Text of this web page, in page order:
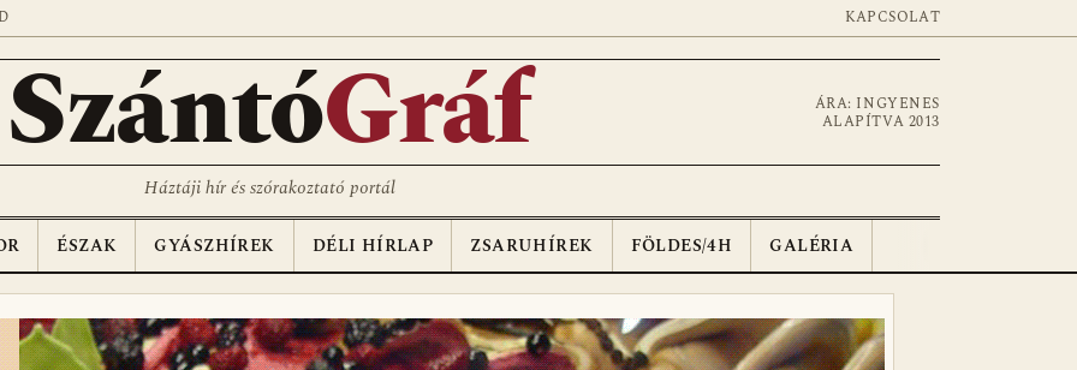
KAPCSOLAT
SzántóGráf
ÁRA: INGYENES
ALAPÍTVA 2013
Háztáji hír és szórakoztató portál
ÉSZAK GYÁSZHÍREK DÉLI HÍRLAP ZSARUHÍREK FÖLDES/4H GALÉRIA